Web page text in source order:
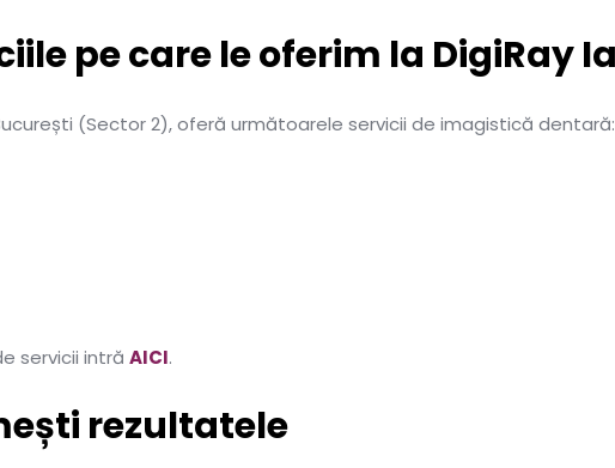
pe care le oferim la DigiRay
(Sector 2), oferă următoarele servicii de imagistică dentară:
servicii intră AICI.
rezultatele